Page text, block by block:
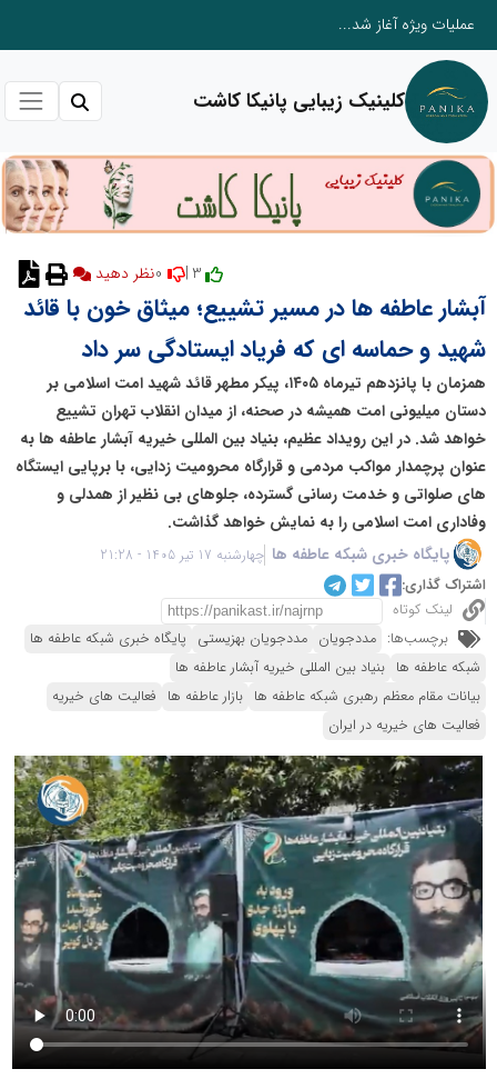
عملیات ویژه آغاز شد...
کلینیک زیبایی پانیکا کاشت
3 | نظر دهید
آبشار عاطفه ها در مسیر تشییع؛ میثاق خون با قائد
شهید و حماسه ای که فریاد ایستادگی سر داد
همزمان با پانزدهم تیرماه ۱۴۰۵، پیکر مطهر قائد شهید امت اسلامی بر
دستان میلیونی امت همیشه در صحنه، از میدان انقلاب تهران تشییع
خواهد شد. در این رویداد عظیم، بنیاد بین المللی خیریه آبشار عاطفه ها به
عنوان پرچمدار مواکب مردمی و قرارگاه محرومیت زدایی، با برپایی ایستگاه
های صلواتی و خدمت رسانی گسترده، جلوهای بی نظیر از همدلی و
وفاداری امت اسلامی را به نمایش خواهد گذاشت.
پایگاه خبری شبکه عاطفه ها چهارشنبه 17 تیر 1405 - 21:28
اشتراک گذاری:
لینک کوتاه
برچسب‌ها: مددجویان مددجویان بهزیستی پایگاه خبری شبکه عاطفه ها
شبکه عاطفه ها بنیاد بین المللی خیریه آبشار عاطفه ها
بیانات مقام معظم رهبری شبکه عاطفه ها بازار عاطفه ها فعالیت های خیریه
فعالیت های خیریه در ایران